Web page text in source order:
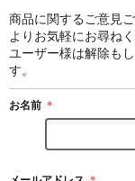
商品に関するご意見
よりお気軽にお尋ね
ユーザー様は解除も
す。
お名前 ＊